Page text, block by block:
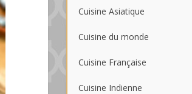
Cuisine Asiatique
Cuisine du monde
Cuisine Française
Cuisine Indienne